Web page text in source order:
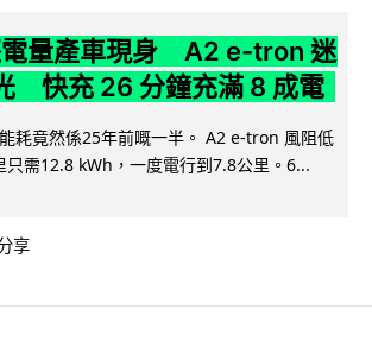
量產車現身 A2 e-tron 迷
快充 26 分鐘充滿 8 成電
耗竟然係25年前嘅一半。 A2 e-tron 風阻低
只需12.8 kWh，一度電行到7.8公里。6...
享